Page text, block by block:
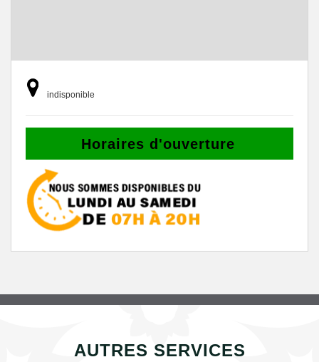
indisponible
Horaires d'ouverture
AUTRES SERVICES